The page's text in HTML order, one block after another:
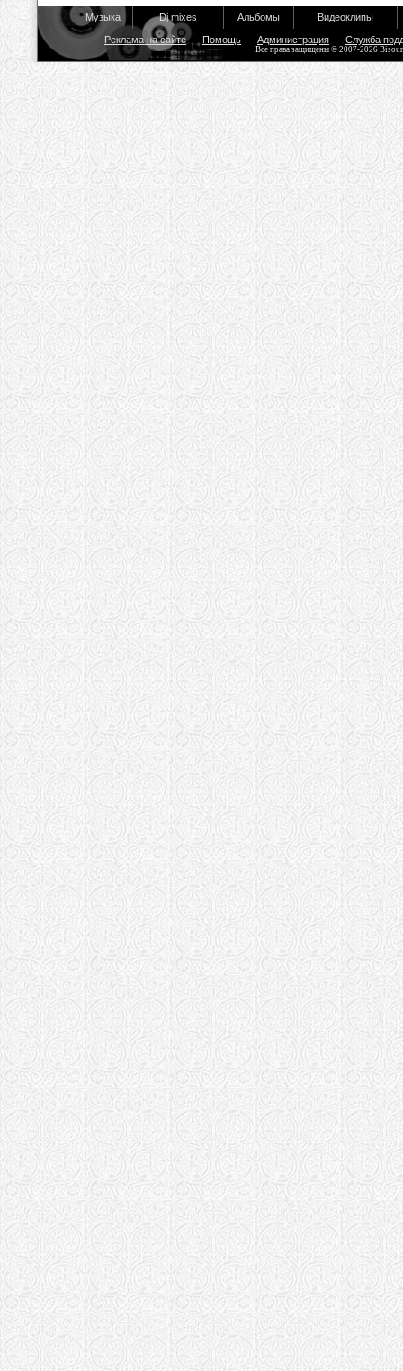
Музыка Dj mixes Альбомы Видеоклипы
Реклама на сайте Помощь Администрация Служба
Все права защищены © 2007-2026